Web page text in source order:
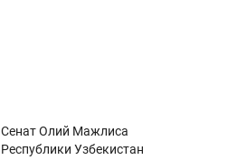
Сенат Олий Мажлиса
Республики Узбекистан